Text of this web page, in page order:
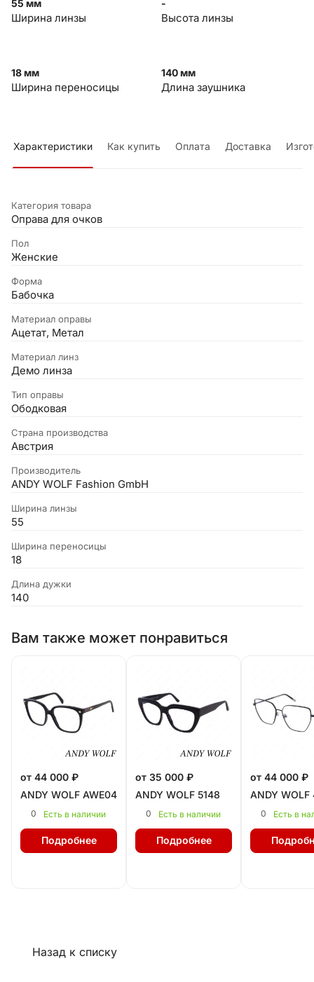
55 мм
Ширина линзы
-
Высота линзы
18 мм
Ширина переносицы
140 мм
Длина заушника
Характеристики Как купить Оплата Доставка
Категория товара
Оправа для очков
Пол
Женские
Форма
Бабочка
Материал оправы
Ацетат, Метал
Материал линз
Демо линза
Тип оправы
Ободковая
Страна производства
Австрия
Производитель
ANDY WOLF Fashion GmbH
Ширина линзы
55
Ширина переносицы
18
Длина дужки
140
Вам также может понравиться
от 44 000 ₽
ANDY WOLF AWE04
0 Есть в наличии
Подробнее
от 35 000 ₽
ANDY WOLF 5148
0 Есть в наличии
Подробнее
от 44 000 ₽
ANDY
0 Есть в
Назад к списку